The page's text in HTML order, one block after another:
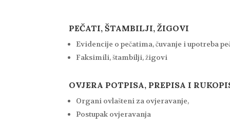
PEČATI, ŠTAMBILJI, ŽIGOVI
Evidencije o pečatima, čuvanje i upotreba
Faksimili, štambilji, žigovi
OVJERA POTPISA, PREPISA I
Organi ovlašteni za ovjeravanje,
Postupak ovjeravanja